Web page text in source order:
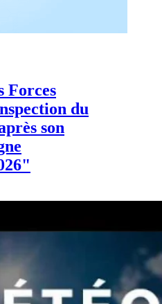
Forces
du
son